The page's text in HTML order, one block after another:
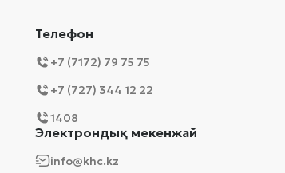
Телефон
+7 (7172) 79 75 75
+7 (727) 344 12 22
1408
Электрондық мекенжай
info@khc.kz